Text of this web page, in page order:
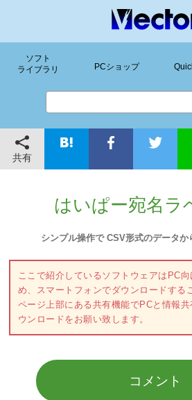
ソフト
ライブラリ
PCショップ
共有
はいぱー宛名ラ
シンプル操作で CSV形式のデータ
ここで紹介しているソフトウェアはPC
め、スマートフォンでダウンロードする
ページ上部にある共有機能でPCと情報
ウンロードをお願い致します。
コメント